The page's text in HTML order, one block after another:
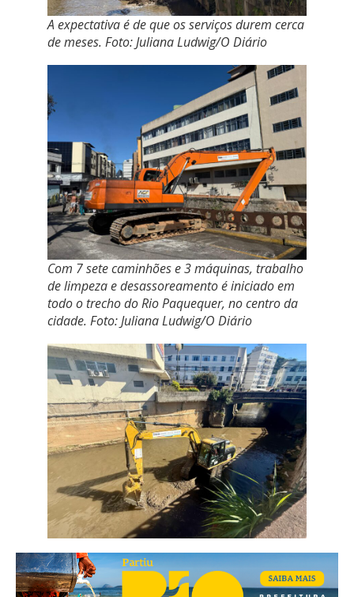
A expectativa é de que os serviços durem cerca
de meses. Foto: Juliana Ludwig/O Diário
Com 7 sete caminhões e 3 máquinas, trabalho
de limpeza e desassoreamento é iniciado em
todo o trecho do Rio Paquequer, no centro da
cidade. Foto: Juliana Ludwig/O Diário